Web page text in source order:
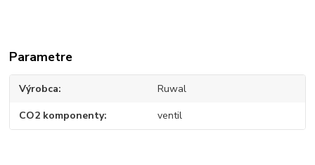
Parametre
Výrobca Ruwal
CO2 komponenty ventil